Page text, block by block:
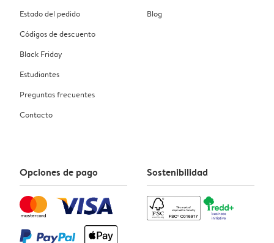
Estado del pedido
Códigos de descuento
Black Friday
Estudiantes
Preguntas frecuentes
Contacto
Blog
Opciones de pago Sostenibilidad